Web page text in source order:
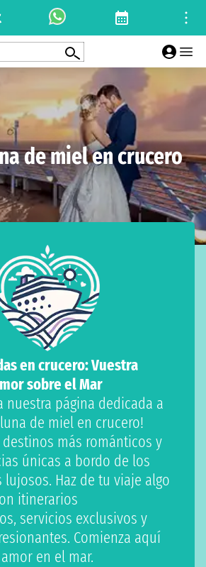
de miel en crucero
en crucero: Vuestra
sobre el Mar
nuestra página dedicada a
de miel en crucero!
destinos más románticos y
únicas a bordo de los
lujosos. Haz de tu viaje algo
itinerarios
servicios exclusivos y
Comienza aquí
en el mar.